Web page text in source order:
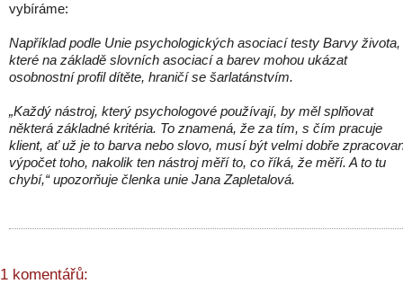
vybíráme:
Například podle Unie psychologických asociací testy Barvy života,
které na základě slovních asociací a barev mohou ukázat
osobnostní profil dítěte, hraničí se šarlatánstvím.
„Každý nástroj, který psychologové používají, by měl splňovat
některá základné kritéria. To znamená, že za tím, s čím pracuje
klient, ať už je to barva nebo slovo, musí být velmi dobře
výpočet toho, nakolik ten nástroj měří to, co říká, že měří. A to tu
chybí,“ upozorňuje členka unie Jana Zapletalová.
1 komentářů: